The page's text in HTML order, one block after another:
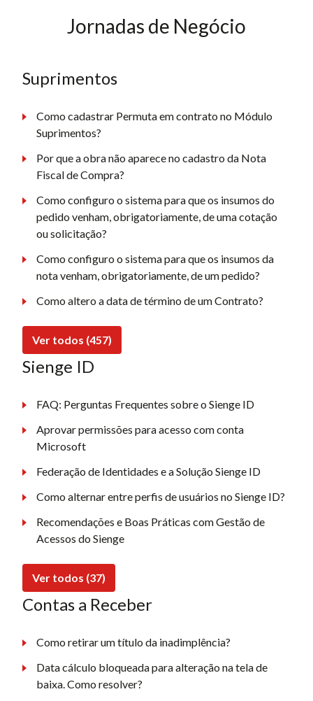
Jornadas de Negócio
Suprimentos
Como cadastrar Permuta em contrato no Módulo
Suprimentos?
Por que a obra não aparece no cadastro da Nota
Fiscal de Compra?
Como configuro o sistema para que os insumos do
pedido venham, obrigatoriamente, de uma cotação
ou solicitação?
Como configuro o sistema para que os insumos da
nota venham, obrigatoriamente, de um pedido?
Como altero a data de término de um Contrato?
Ver todos (457)
Sienge ID
FAQ: Perguntas Frequentes sobre o Sienge ID
Aprovar permissões para acesso com conta
Microsoft
Federação de Identidades e a Solução Sienge ID
Como alternar entre perfis de usuários no Sienge ID?
Recomendações e Boas Práticas com Gestão de
Acessos do Sienge
Ver todos (37)
Contas a Receber
Como retirar um título da inadimplência?
Data cálculo bloqueada para alteração na tela de
baixa. Como resolver?